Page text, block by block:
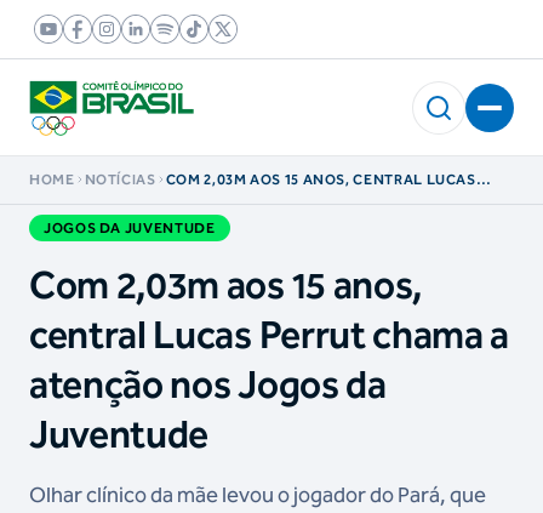
HOME NOTÍCIAS
COM 2,03M AOS 15 ANOS, CENTRAL LUCAS
JUVENTUDE
JOGOS DA JUVENTUDE
Com 2,03m aos 15 anos,
central Lucas Perrut chama a
atenção nos Jogos da
Juventude
Olhar clínico da mãe levou o jogador do Pará, que